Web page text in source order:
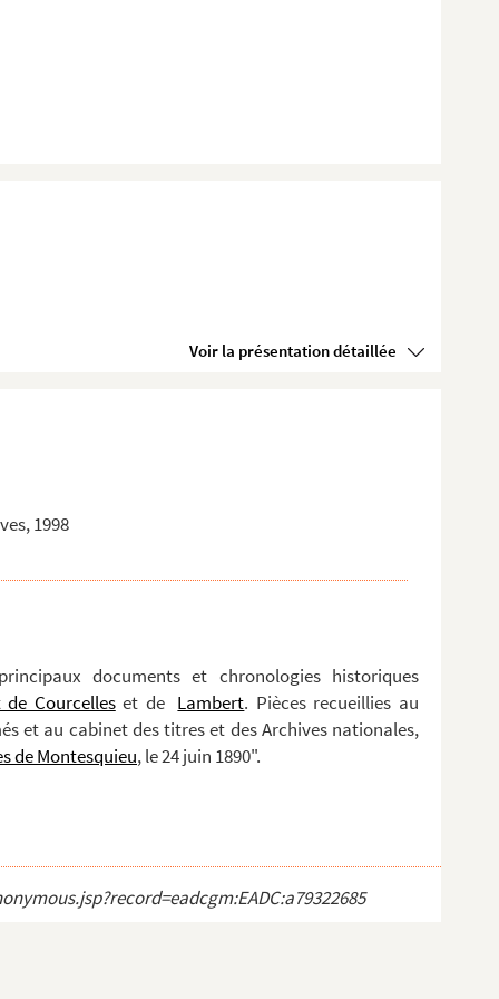
Voir la présentation détaillée
1998
documents et chronologies historiques
Courcelleset de Lambert. Pièces recueillies au
et au cabinet des titres et des Archives nationales,
de Montesquieu, le 24 juin 1890".